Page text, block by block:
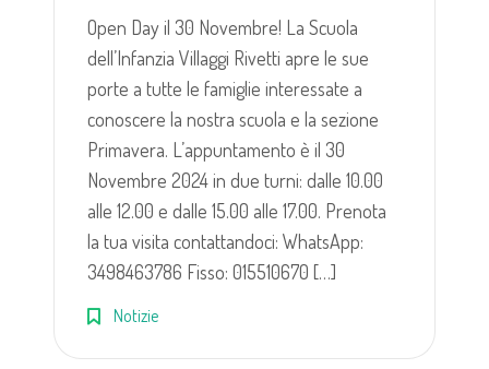
Open Day il 30 Novembre! La Scuola
dell’Infanzia Villaggi Rivetti apre le sue
porte a tutte le famiglie interessate a
conoscere la nostra scuola e la sezione
Primavera. L’appuntamento è il 30
Novembre 2024 in due turni: dalle 10.00
alle 12.00 e dalle 15.00 alle 17.00. Prenota
la tua visita contattandoci: WhatsApp:
3498463786 Fisso: 015510670 […]
Notizie